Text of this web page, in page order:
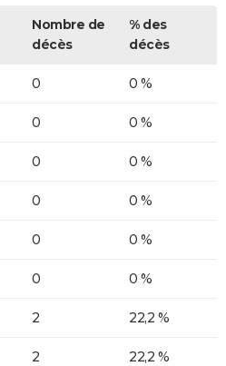
Nombre de
décès
% des
décès
0 0 %
0 0 %
0 0 %
0 0 %
0 0 %
0 0 %
2 22,2 %
2 22,2 %